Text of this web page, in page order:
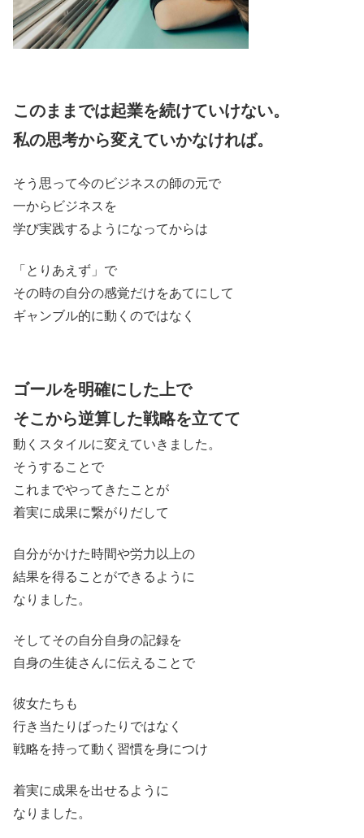
このままでは起業を続けていけない。
私の思考から変えていかなければ。
そう思って今のビジネスの師の元で
一からビジネスを
学び実践するようになってからは
「とりあえず」で
その時の自分の感覚だけをあてにして
ギャンブル的に動くのではなく
ゴールを明確にした上で
そこから逆算した戦略を立てて
動くスタイルに変えていきました。
そうすることで
これまでやってきたことが
着実に成果に繋がりだして
自分がかけた時間や労力以上の
結果を得ることができるように
なりました。
そしてその自分自身の記録を
自身の生徒さんに伝えることで
彼女たちも
行き当たりばったりではなく
戦略を持って動く習慣を身につけ
着実に成果を出せるように
なりました。